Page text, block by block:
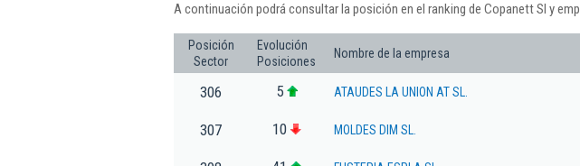
A continuación podrá consultar la posición en el ranking de Copanett Sl y
Posición
Sector
Evolución
Posiciones
Nombre de la empresa
306 5 ATAUDES LA UNION AT SL.
307 10 MOLDES DIM SL.